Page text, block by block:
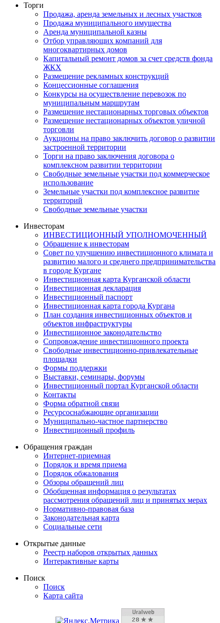
Торги
Продажа, аренда земельных и лесных участков
Продажа муниципального имущества
Аренда муниципальной казны
Отбор управляющих компаний для
многоквартирных домов
Капитальный ремонт домов за счет средств фонда
ЖКХ
Размещение рекламных конструкций
Концессионные соглашения
Конкурсы на осуществление перевозок по
муниципальным маршрутам
Размещение нестационарных торговых объектов
Размещение нестационарных объектов уличной
торговли
Аукционы на право заключить договор о развитии
застроенной территории
Торги на право заключения договора о
комплексном развитии территории
Свободные земельные участки под коммерческое
использование
Земельные участки под комплексное развитие
территорий
Свободные земельные участки
Инвесторам
ИНВЕСТИЦИОННЫЙ УПОЛНОМОЧЕННЫЙ
Обращение к инвесторам
Совет по улучшению инвестиционного климата и
развитию малого и среднего предпринимательства
в городе Кургане
Инвестиционная карта Курганской области
Инвестиционная декларация
Инвестиционный паспорт
Инвестиционная карта города Кургана
План создания инвестиционных объектов и
объектов инфраструктуры
Инвестиционное законодательство
Сопровождение инвестиционного проекта
Свободные инвестиционно-привлекательные
площадки
Формы поддержки
Выставки, семинары, форумы
Инвестиционный портал Курганской области
Контакты
Форма обратной связи
Ресурсоснабжающие организации
Муниципально-частное партнерство
Инвестиционный профиль
Обращения граждан
Интернет-приемная
Порядок и время приема
Порядок обжалования
Обзоры обращений лиц
Обобщенная информация о результатах
рассмотрения обращений лиц и принятых мерах
Нормативно-правовая база
Законодательная карта
Социальные сети
Открытые данные
Реестр наборов открытых данных
Интерактивные карты
Поиск
Поиск
Карта сайта